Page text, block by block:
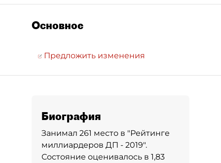
Основное
Предложить изменения
Биография
Занимал 261 место в "Рейтинге
миллиардеров ДП - 2019".
Состояние оценивалось в 1,83